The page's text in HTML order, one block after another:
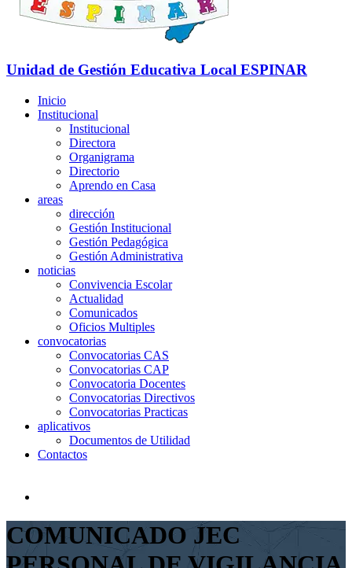
Unidad de Gestión Educativa Local ESPINAR
Inicio
Institucional
Institucional
Directora
Organigrama
Directorio
Aprendo en Casa
areas
dirección
Gestión Institucional
Gestión Pedagógica
Gestión Administrativa
noticias
Convivencia Escolar
Actualidad
Comunicados
Oficios Multiples
convocatorias
Convocatorias CAS
Convocatorias CAP
Convocatoria Docentes
Convocatorias Directivos
Convocatorias Practicas
aplicativos
Documentos de Utilidad
Contactos
COMUNICADO JEC